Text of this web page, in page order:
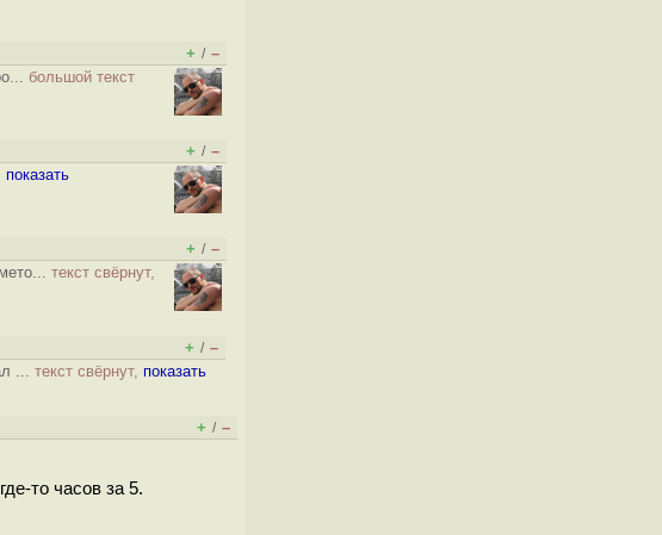
+ / –
большой текст
+ / –
показать
+ / –
текст свёрнут,
+ / –
... текст свёрнут, показать
+ / –
то часов за 5.